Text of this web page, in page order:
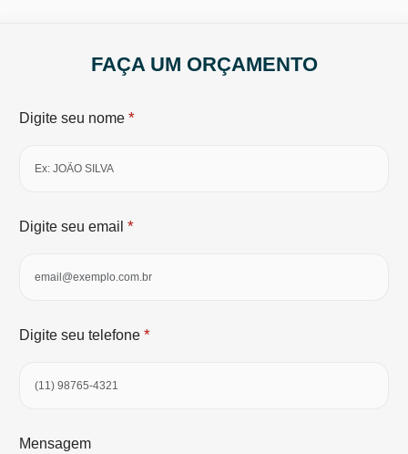
FAÇA UM ORÇAMENTO
Digite seu nome *
Digite seu email *
Digite seu telefone *
Mensagem